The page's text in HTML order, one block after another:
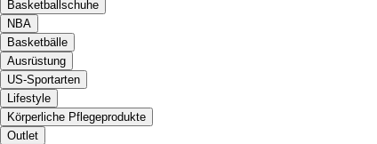
Basketballschuhe
NBA
Basketbälle
Ausrüstung
US-Sportarten
Lifestyle
Körperliche Pflegeprodukte
Outlet